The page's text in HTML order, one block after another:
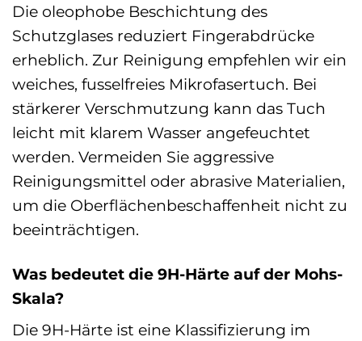
Die oleophobe Beschichtung des
Schutzglases reduziert Fingerabdrücke
erheblich. Zur Reinigung empfehlen wir ein
weiches, fusselfreies Mikrofasertuch. Bei
stärkerer Verschmutzung kann das Tuch
leicht mit klarem Wasser angefeuchtet
werden. Vermeiden Sie aggressive
Reinigungsmittel oder abrasive Materialien,
um die Oberflächenbeschaffenheit nicht zu
beeinträchtigen.
Was bedeutet die 9H-Härte auf der Mohs-
Skala?
Die 9H-Härte ist eine Klassifizierung im